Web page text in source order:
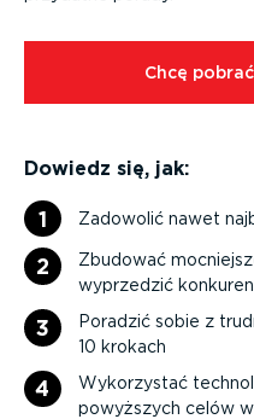
Chcę
Dowiedz się, jak:
1 Zadowolić nawet
2
Zbudować
wyprzedzić
3
Poradzić sobie z
10 krokach
4
Wykorzystać
powyższych celów